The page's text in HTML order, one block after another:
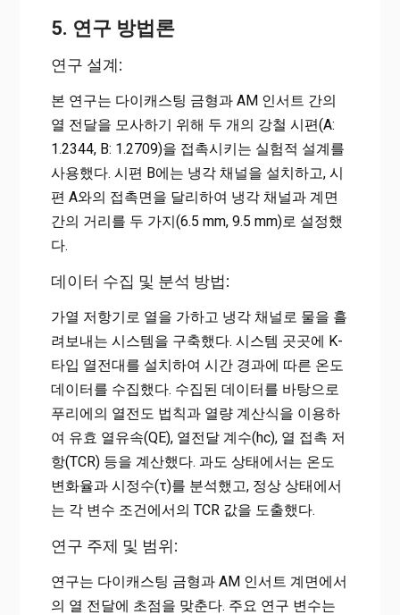
5. 연구 방법론
연구 설계:
본 연구는 다이캐스팅 금형과 AM 인서트 간의
열 전달을 모사하기 위해 두 개의 강철 시편(A:
1.2344, B: 1.2709)을 접촉시키는 실험적 설계를
사용했다. 시편 B에는 냉각 채널을 설치하고, 시
편 A와의 접촉면을 달리하여 냉각 채널과 계면
간의 거리를 두 가지(6.5 mm, 9.5 mm)로 설정했
다.
데이터 수집 및 분석 방법:
가열 저항기로 열을 가하고 냉각 채널로 물을 흘
려보내는 시스템을 구축했다. 시스템 곳곳에 K-
타입 열전대를 설치하여 시간 경과에 따른 온도
데이터를 수집했다. 수집된 데이터를 바탕으로
푸리에의 열전도 법칙과 열량 계산식을 이용하
여 유효 열유속(QE), 열전달 계수(hc), 열 접촉 저
항(TCR) 등을 계산했다. 과도 상태에서는 온도
변화율과 시정수(τ)를 분석했고, 정상 상태에서
는 각 변수 조건에서의 TCR 값을 도출했다.
연구 주제 및 범위:
연구는 다이캐스팅 금형과 AM 인서트 계면에서
의 열 전달에 초점을 맞춘다. 주요 연구 변수는